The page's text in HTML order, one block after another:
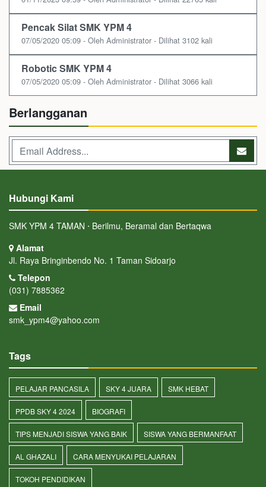
Pencak Silat SMK YPM 4
07/05/2020 05:09 - Oleh Administrator - Dilihat 3102 kali
Robotic SMK YPM 4
07/05/2020 05:09 - Oleh Administrator - Dilihat 3066 kali
Berlangganan
Hubungi Kami
SMK YPM 4 TAMAN ⋅ Berilmu, Beramal dan Bertaqwa
Alamat
Jl. Raya Bringinbendo No. 1 Taman Sidoarjo
Telepon
(031) 7885362
Email
smk_ypm4@yahoo.com
Tags
PELAJAR PANCASILA SKY 4 JUARA SMK HEBAT
PPDB SKY 4 2024 BIOGRAFI
TIPS MENJADI SISWA YANG BAIK SISWA YANG BERMANFAAT
AL GHAZALI CARA MENYUKAI PELAJARAN
TOKOH PENDIDIKAN